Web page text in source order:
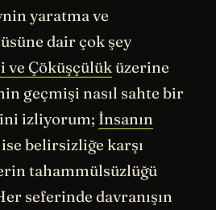
yaratma ve
dair çok şey
ve Çöküşçülüküzerine
geçmişi nasıl sahte bir
izliyorum; İnsanın
ise belirsizliğe karşı
tahammülsüzlüğü
seferinde davranışın